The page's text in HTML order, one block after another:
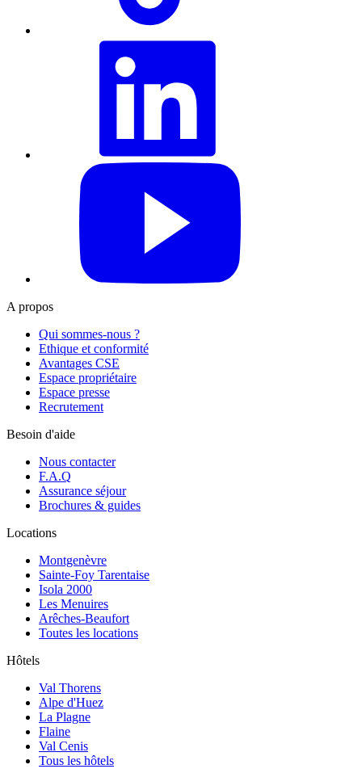
A propos
Qui sommes-nous ?
Ethique et conformité
Avantages CSE
Espace propriétaire
Espace presse
Recrutement
Besoin d'aide
Nous contacter
F.A.Q
Assurance séjour
Brochures & guides
Locations
Montgenèvre
Sainte-Foy Tarentaise
Isola 2000
Les Menuires
Arêches-Beaufort
Toutes les locations
Hôtels
Val Thorens
Alpe d'Huez
La Plagne
Flaine
Val Cenis
Tous les hôtels